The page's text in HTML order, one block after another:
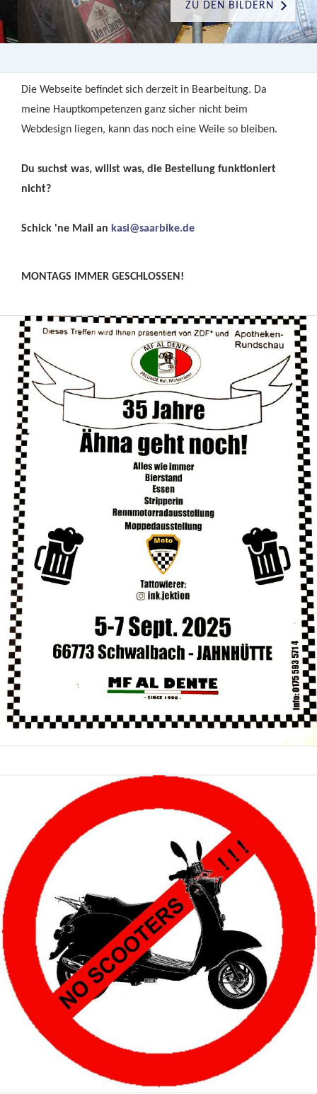
ZU DEN BILDERN
Die Webseite befindet sich derzeit in Bearbeitung. Da
meine Hauptkompetenzen ganz sicher nicht beim
Webdesign liegen, kann das noch eine Weile so bleiben.
Du suchst was, willst was, die Bestellung funktioniert
nicht?
Schick 'ne Mail an kasi@saarbike.de
MONTAGS IMMER GESCHLOSSEN!